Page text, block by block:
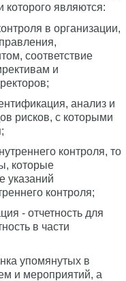
которого являются:
в организации,
соответствие
и
анализ и
рисков, с которыми
контроля, то
которые
указаний
контроля;
- отчетность для
в части
упомянутых в
и мероприятий, а